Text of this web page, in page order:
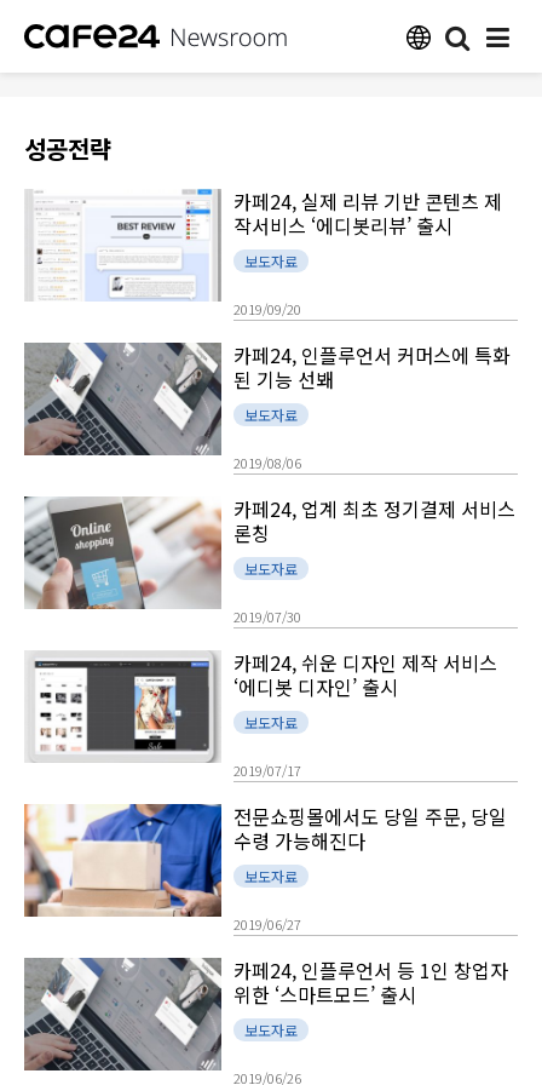
성공전략
카페24, 실제 리뷰 기반 콘텐츠 제
작서비스 ‘에디봇리뷰’ 출시
보도자료
2019/09/20
카페24, 인플루언서 커머스에 특화
된 기능 선봬
보도자료
2019/08/06
카페24, 업계 최초 정기결제 서비스
론칭
보도자료
2019/07/30
카페24, 쉬운 디자인 제작 서비스
‘에디봇 디자인’ 출시
보도자료
2019/07/17
전문쇼핑몰에서도 당일 주문, 당일
수령 가능해진다
보도자료
2019/06/27
카페24, 인플루언서 등 1인 창업자
위한 ‘스마트모드’ 출시
보도자료
2019/06/26